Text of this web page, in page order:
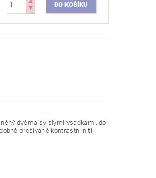
dvěma svislými vsadkami, do
prošívané kontrastní nití.